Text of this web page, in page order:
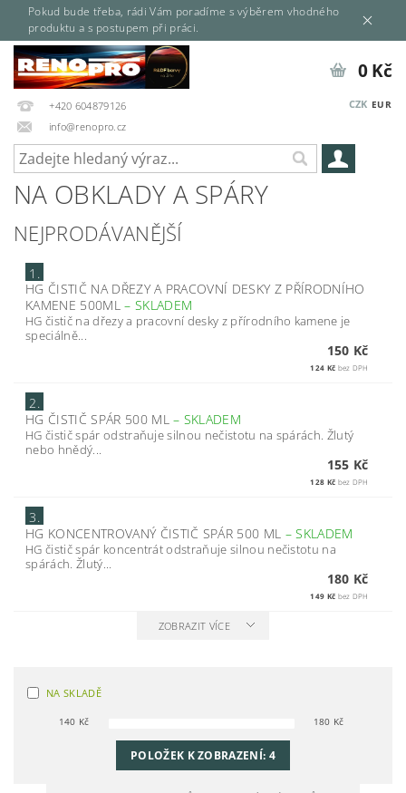
Pokud bude třeba, rádi Vám poradíme s výběrem vhodného
produktu a s postupem při práci.
+420 604879126
info@renopro.cz
CZK EUR
0 Kč
NA OBKLADY A SPÁRY
NEJPRODÁVANĚJŠÍ
1.
HG ČISTIČ NA DŘEZY A PRACOVNÍ DESKY Z PŘÍRODNÍHO
KAMENE 500ML– SKLADEM
HG čistič na dřezy a pracovní desky z přírodního kamene je
speciálně...
150 Kč
124 Kč bez DPH
2.
HG ČISTIČ SPÁR 500 ML– SKLADEM
HG čistič spár odstraňuje silnou nečistotu na spárách. Žlutý
nebo hnědý...
155 Kč
128 Kč bez DPH
3.
HG KONCENTROVANÝ ČISTIČ SPÁR 500 ML – SKLADEM
HG čistič spár koncentrát odstraňuje silnou nečistotu na
spárách. Žlutý...
180 Kč
149 Kč bez DPH
ZOBRAZIT VÍCE
NA SKLADĚ
140 Kč 180 Kč
POLOŽEK K ZOBRAZENÍ: 4